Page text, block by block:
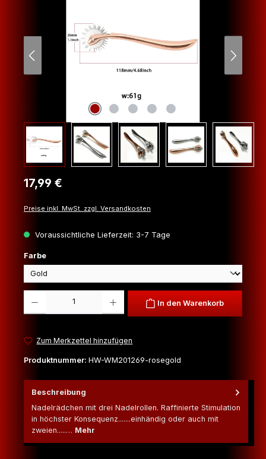
Regulärer Preis:
17,99 €
Preise inkl. MwSt. zzgl. Versandkosten
Voraussichtliche Lieferzeit: 3-7 Tage
Farbeauswählen
In den Warenkorb
Zum Merkzettel hinzufügen
Produktnummer: HW-WM201269-rosegold
Beschreibung
Nadelrädchen mit drei Nadelrollen. Raffinierte Stimulation
in höchster Konsequenz.......einhändig oder auch mit
zweien.....… Mehr